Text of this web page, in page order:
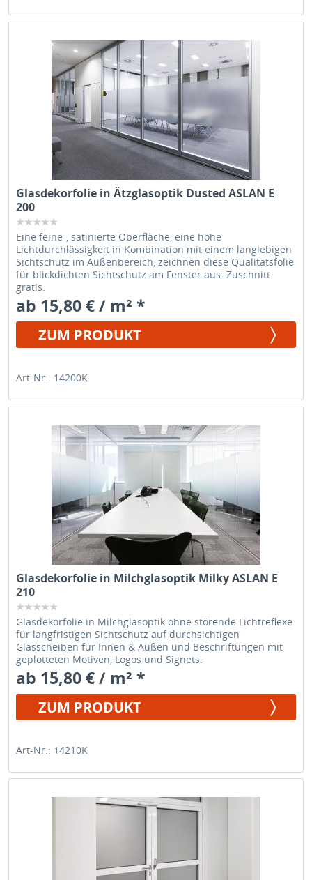
Glasdekorfolie in Ätzglasoptik Dusted ASLAN E
200
Eine feine-, satinierte Oberfläche, eine hohe
Lichtdurchlässigkeit in Kombination mit einem langlebigen
Sichtschutz im Außenbereich, zeichnen diese Qualitätsfolie
für blickdichten Sichtschutz am Fenster aus. Zuschnitt
gratis.
ab 15,80 € / m² *
ZUM PRODUKT
Art-Nr.: 14200K
Glasdekorfolie in Milchglasoptik Milky ASLAN E
210
Glasdekorfolie in Milchglasoptik ohne störende Lichtreflexe
für langfristigen Sichtschutz auf durchsichtigen
Glasscheiben für Innen & Außen und Beschriftungen mit
geplotteten Motiven, Logos und Signets.
ab 15,80 € / m² *
ZUM PRODUKT
Art-Nr.: 14210K